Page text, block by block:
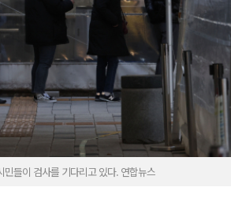
들이 검사를 기다리고 있다. 연합뉴스